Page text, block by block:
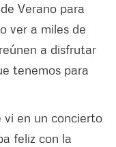
Verano para
ver a miles de
a disfrutar
tenemos para
vi en un concierto
feliz con la